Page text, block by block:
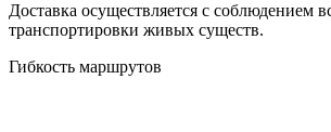
Доставка осуществляется с соблюдением
транспортировки живых существ.
Гибкость маршрутов